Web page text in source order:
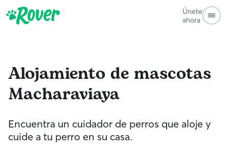
Únete
ahora
Alojamiento de mascotas
Macharaviaya
Encuentra un cuidador de perros que aloje y
cuide a tu perro en su casa.